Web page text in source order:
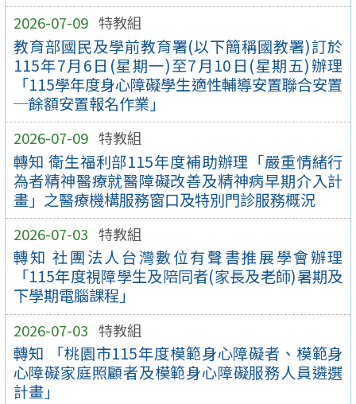
2026-07-09 特教組
教育部國民及學前教育署(以下簡稱國教署)訂於
115年7月6日(星期一)至7月10日(星期五)辦理
「115學年度身心障礙學生適性輔導安置聯合安置
─餘額安置報名作業」
2026-07-09 特教組
轉知 衛生福利部115年度補助辦理「嚴重情緒行
為者精神醫療就醫障礙改善及精神病早期介入計
畫」之醫療機構服務窗口及特別門診服務概況
2026-07-03 特教組
轉知 社團法人台灣數位有聲書推展學會辦理
「115年度視障學生及陪同者(家長及老師)暑期及
下學期電腦課程」
2026-07-03 特教組
轉知 「桃園市115年度模範身心障礙者、模範身
心障礙家庭照顧者及模範身心障礙服務人員遴選
計畫」